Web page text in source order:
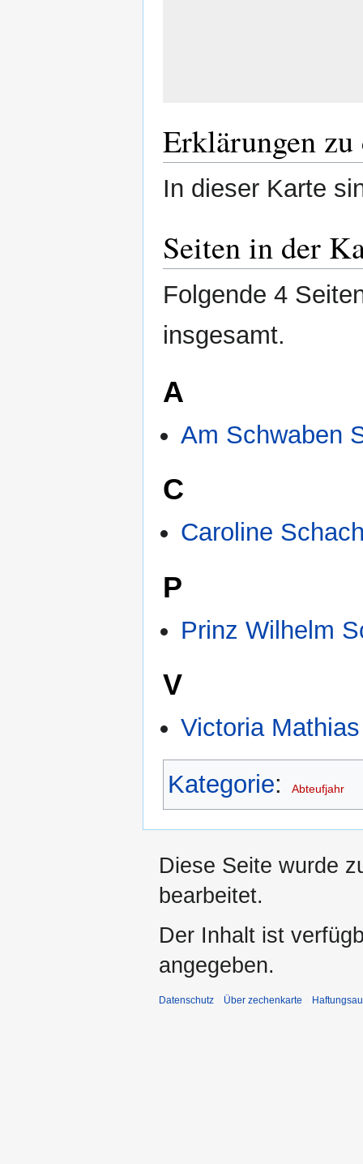
Erklärungen
In dieser Karte
Seiten in der
Folgende 4
insgesamt.
A
Am Schwaben
C
Caroline
P
Prinz Wilhelm
V
Victoria
Kategorie: Abteufjahr
Diese Seite wurde
bearbeitet.
Der Inhalt ist
angegeben.
Datenschutz Über zechenkarte